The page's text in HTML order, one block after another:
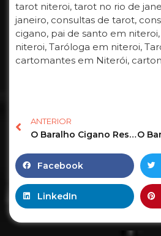
tarot niteroi, tarot no rio de
janeiro, consultas de tarot,
cigano, pai de santo em
niteroi, Taróloga em niteroi,
cartomantes em Niterói,
ANTERIOR
O Baralho Cigano Responde o Tarot Revela as Previsões para sua vida amorosa! #tarot #tarotonline 10
Facebook
LinkedIn